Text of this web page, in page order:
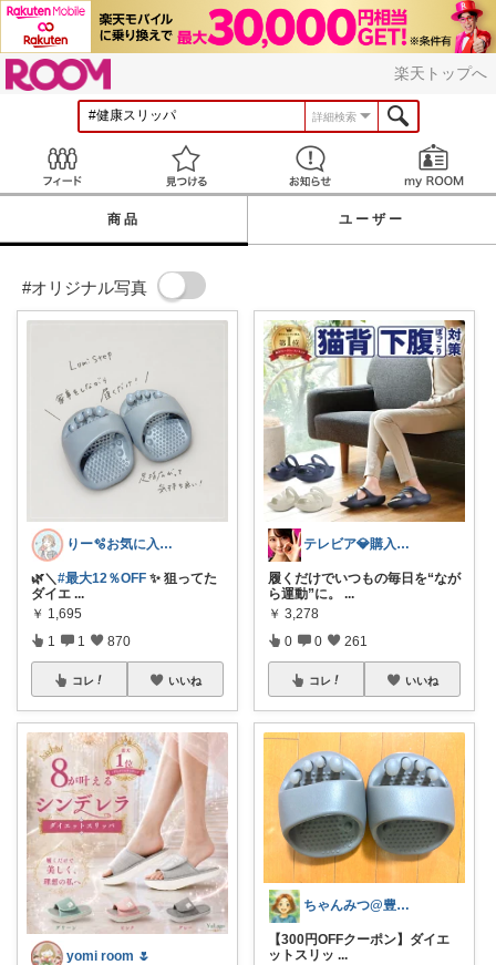
楽天トップへ
詳細検索
見つける お知らせ
商品 ユーザー
#オリジナル写真
りー🫧お気に入りのある暮らし🧺
🌿＼ #最大12％OFF ✨ 狙ってた
ダイエ ...
￥ 1,695
1 1 870
コレ いいね
yomi room 🌷
テレビア💎購入ありがとう😉ﾌﾟﾛﾌ見
履くだけでいつもの毎日を“なが
ら運動”に。
...
￥ 3,278
0 0 261
コレ いいね
ちゃんみつ@豊かな日常
【300円OFFクーポン】ダイエ
ットスリッ ...